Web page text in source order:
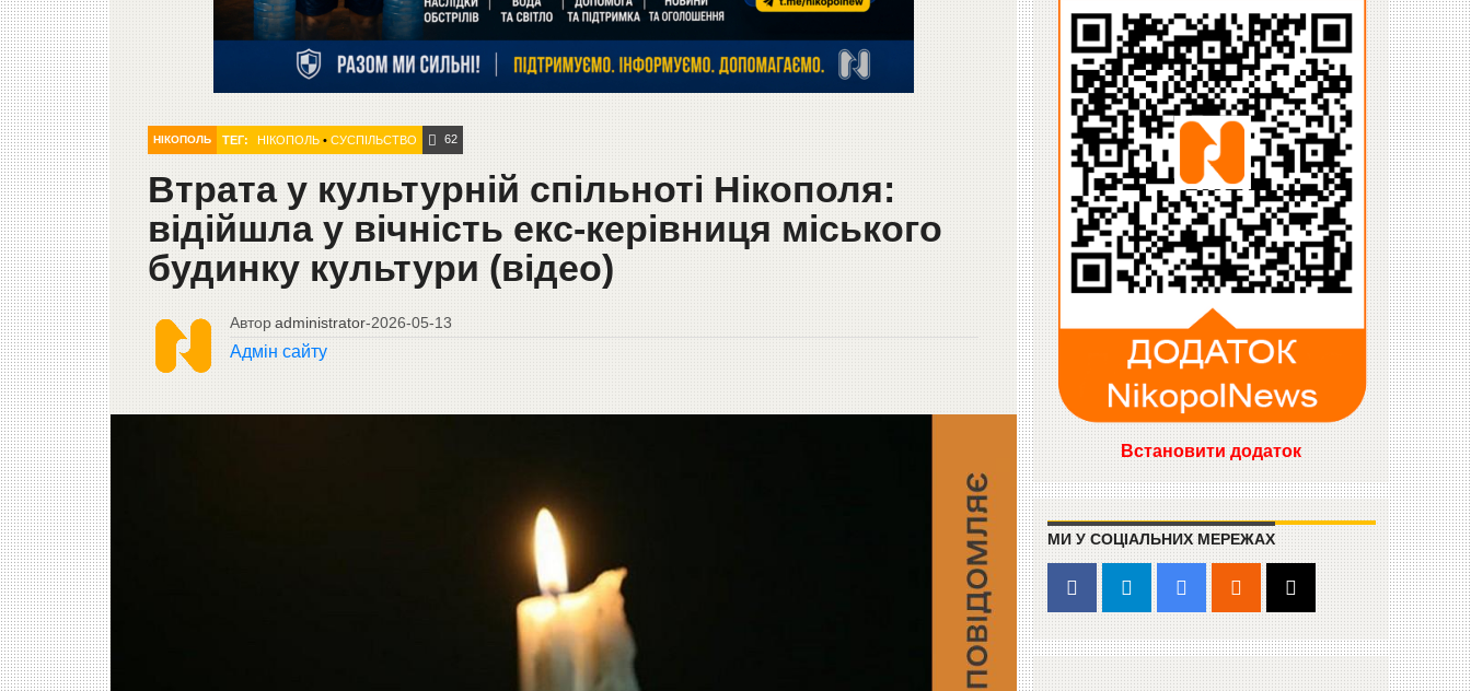
НІКОПОЛЬ ТЕГ: НІКОПОЛЬ• СУСПІЛЬСТВО 62
Втрата у культурній спільноті Нікополя:
відійшла у вічність екс-керівниця міського
будинку культури (відео)
Автор administrator-2026-05-13
Адмін сайту
Встановити додаток
МИ У СОЦІАЛЬНИХ МЕРЕЖАХ